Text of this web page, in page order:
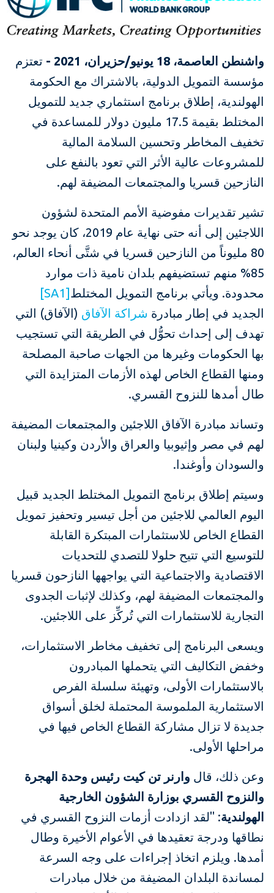
واشنطن العاصمة، 18 يونيو/حزيران، 2021 -
تعتزم
مؤسسة التمويل الدولية، بالاشتراك مع الحكومة
الهولندية، إطلاق برنامج استثماري جديد للتمويل
المختلط بقيمة 17.5 مليون دولار للمساعدة في
تخفيف المخاطر وتحسين السلامة المالية
للمشروعات عالية الأثر التي تعود بالنفع على
النازحين قسريا والمجتمعات المضيفة لهم.
تشير تقديرات مفوضية الأمم المتحدة لشؤون
اللاجئين إلى أنه حتى نهاية عام 2019، كان يوجد نحو
80 مليوناً من النازحين قسريا في شتَّى أنحاء العالم،
85% منهم تستضيفهم بلدان نامية ذات موارد
محدودة. ويأتي برنامج التمويل المختلط [SA1]
الجديد في إطار مبادرة شراكة الآفاق (الآفاق) التي
تهدف إلى إحداث تحوُّل في الطريقة التي تستجيب
بها الحكومات وغيرها من الجهات صاحبة المصلحة
ومنها القطاع الخاص لهذه الأزمات المتزايدة التي
طال أمدها للنزوح القسري.
وتساند مبادرة الآفاق اللاجئين والمجتمعات المضيفة
لهم في مصر وإثيوبيا والعراق والأردن وكينيا ولبنان
والسودان وأوغندا.
وسيتم إطلاق برنامج التمويل المختلط الجديد قبيل
اليوم العالمي للاجئين من أجل تيسير وتحفيز تمويل
القطاع الخاص للاستثمارات المبتكرة القابلة
للتوسيع التي تتيح حلولا للتصدي للتحديات
الاقتصادية والاجتماعية التي يواجهها النازحون قسريا
والمجتمعات المضيفة لهم، وكذلك لإثبات الجدوى
التجارية للاستثمارات التي تُركِّز على اللاجئين.
ويسعى البرنامج إلى تخفيف مخاطر الاستثمارات،
وخفض التكاليف التي يتحملها المبادرون
بالاستثمارات الأولى، وتهيئة سلسلة الفرص
الاستثمارية الملموسة المحتملة لخلق أسواق
جديدة لا تزال مشاركة القطاع الخاص فيها في
مراحلها الأولى.
وعن ذلك، قال وارنر تن كيت رئيس وحدة الهجرة
والنزوح القسري بوزارة الشؤون الخارجية
الهولندية: "لقد ازدادت أزمات النزوح القسري في
نطاقها ودرجة تعقيدها في الأعوام الأخيرة وطال
أمدها. ويلزم اتخاذ إجراءات على وجه السرعة
لمساندة البلدان المضيفة من خلال مبادرات